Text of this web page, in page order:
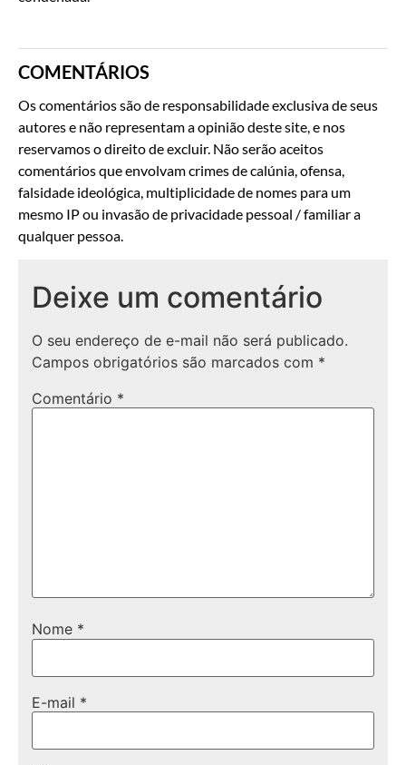
COMENTÁRIOS
Os comentários são de responsabilidade exclusiva de seus
autores e não representam a opinião deste site, e nos
reservamos o direito de excluir. Não serão aceitos
comentários que envolvam crimes de calúnia, ofensa,
falsidade ideológica, multiplicidade de nomes para um
mesmo IP ou invasão de privacidade pessoal / familiar a
qualquer pessoa.
Deixe um comentário
O seu endereço de e-mail não será publicado.
Campos obrigatórios são marcados com *
Comentário *
Nome *
E-mail *